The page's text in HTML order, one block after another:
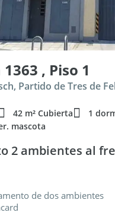
, Piso 1
Partido de Tres de
42 m² Cubierta 1
mascota
2 ambientes al
de dos ambientes